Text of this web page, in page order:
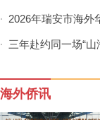
华裔青少年夏令营赴
· 2026年瑞安市海外
· 三年赴约同一场“
海外侨讯